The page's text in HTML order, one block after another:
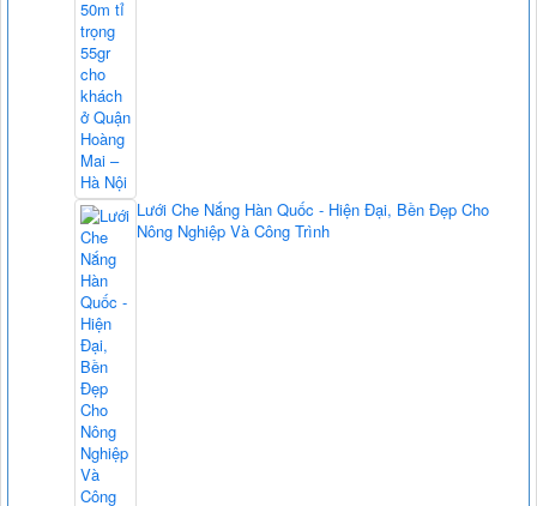
Lưới Che Nắng Hàn Quốc - Hiện Đại, Bền Đẹp Cho
Nông Nghiệp Và Công Trình